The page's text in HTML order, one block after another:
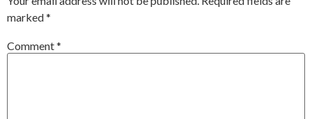
marked*
Comment*